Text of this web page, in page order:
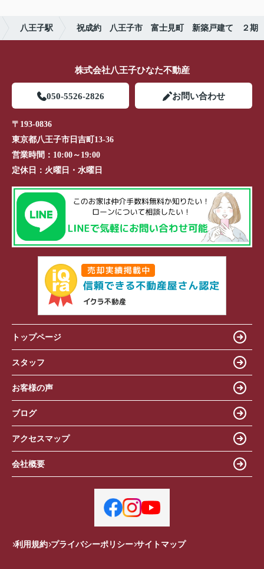
八王子駅 祝成約 八王子市 富士見町 新築戸建て ２期
株式会社八王子ひなた不動産
050-5526-2826 お問い合わせ
〒193-0836
東京都八王子市日吉町13-36
営業時間： 10:00～19:00
定休日： 火曜日・水曜日
トップページ
スタッフ
お客様の声
ブログ
アクセスマップ
会社概要
利用規約 プライバシーポリシー サイトマップ